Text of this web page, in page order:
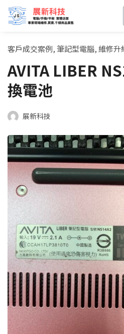
客戶成交案例,筆記型電腦, 維修升
AVITA LIBER
換電池
展新科技